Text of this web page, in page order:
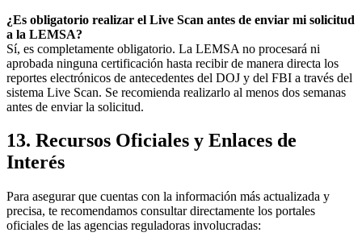
¿Es obligatorio realizar el Live Scan antes de enviar mi solicitud
a la LEMSA?
Sí, es completamente obligatorio. La LEMSA no procesará ni
aprobada ninguna certificación hasta recibir de manera directa los
reportes electrónicos de antecedentes del DOJ y del FBI a través del
sistema Live Scan. Se recomienda realizarlo al menos dos semanas
antes de enviar la solicitud.
13. Recursos Oficiales y Enlaces de
Interés
Para asegurar que cuentas con la información más actualizada y
precisa, te recomendamos consultar directamente los portales
oficiales de las agencias reguladoras involucradas: